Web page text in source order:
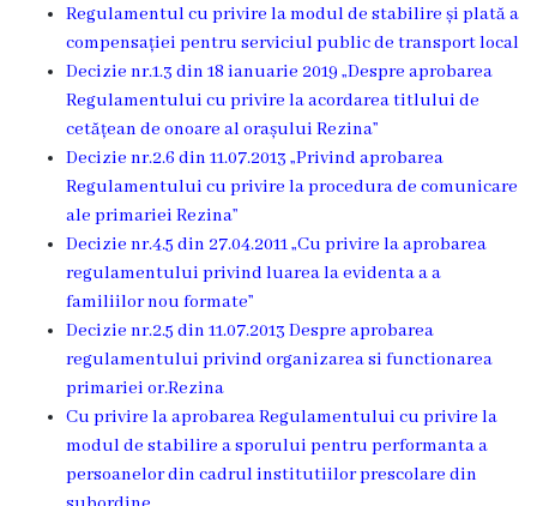
,,Servicii
Comunal
-
Locative”
or.Rezina.
Î.M
,,
Piața
comercială
a
orașului
Regulamentul cu privire la modul de stabilire și plată a
compensației pentru serviciul public de transport local
Decizie nr.1.3 din 18 ianuarie 2019 „Despre aprobarea
Regulamentului cu privire la acordarea titlului de
cetățean de onoare al orașului Rezina”
Decizie nr.2.6 din 11.07.2013 „Privind aprobarea
Regulamentului cu privire la procedura de comunicare
ale primariei Rezina”
Decizie nr.4.5 din 27.04.2011 „Cu privire la aprobarea
regulamentului privind luarea la evidenta a a
familiilor nou formate”
Decizie nr.2.5 din 11.07.2013 Despre aprobarea
regulamentului privind organizarea si functionarea
primariei or.Rezina
Cu privire la aprobarea Regulamentului cu privire la
modul de stabilire a sporului pentru performanta a
persoanelor din cadrul institutiilor prescolare din